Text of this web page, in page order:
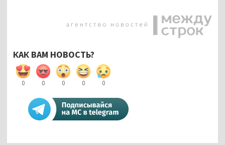
КАК ВАМ НОВОСТЬ?
0 0 0 0 0